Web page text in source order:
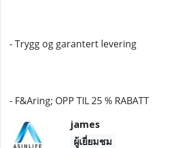
- Trygg og garantert levering
- F&Aring; OPP TIL 25 % RABATT
james
ผู้เยี่ยมชม